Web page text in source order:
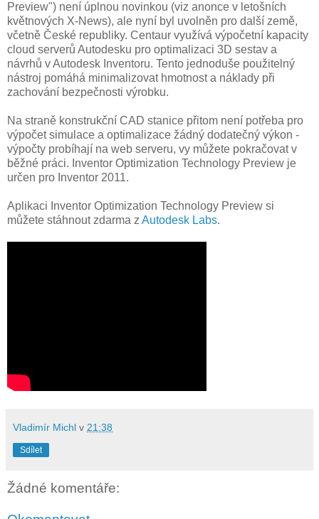
Preview") není úplnou novinkou (viz anonce v letošních
květnových X-News), ale nyní byl uvolněn pro další země,
včetně České republiky. Centaur využívá výpočetní kapacity
cloud serverů Autodesku pro optimalizaci 3D sestav a
návrhů v Autodesk Inventoru. Tento jednoduše použitelný
nástroj pomáhá minimalizovat hmotnost a náklady při
zachování bezpečnosti výrobku.
Na straně konstrukční CAD stanice přitom není potřeba pro
výpočet simulace a optimalizace žádný dodatečný výkon -
výpočty probíhají na web serveru, vy můžete pokračovat v
běžné práci. Inventor Optimization Technology Preview je
určen pro Inventor 2011.
Aplikaci Inventor Optimization Technology Preview si
můžete stáhnout zdarma z Autodesk Labs.
Vladimír Michl v 21:38
Sdílet
Žádné komentáře: